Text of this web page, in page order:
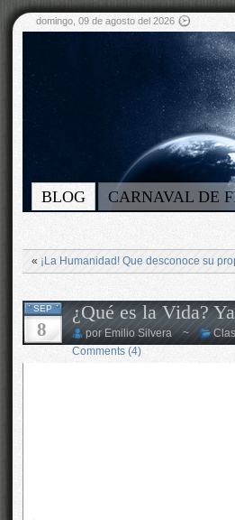
domingo, 09 de agosto del 2026
BLOG CARNAVAL DE
« ¡La Humanidad! Que desconoce su
SEP
8
¿Qué es la Vida?
por Emilio Silvera ~
Comments (4)